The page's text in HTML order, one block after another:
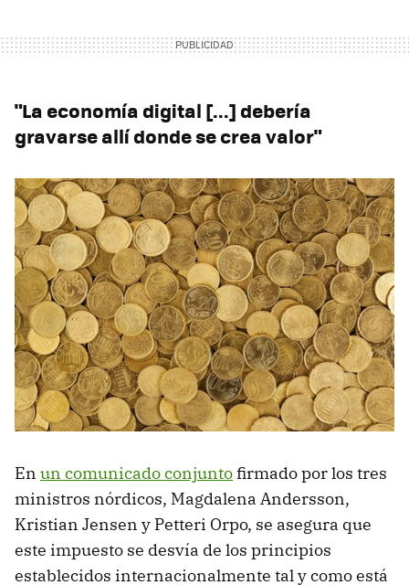
"La economía digital [...] debería
gravarse allí donde se crea valor"
En un comunicado conjuntofirmado por los tres
ministros nórdicos, Magdalena Andersson,
Kristian Jensen y Petteri Orpo, se asegura que
este impuesto se desvía de los principios
establecidos internacionalmente tal y como está